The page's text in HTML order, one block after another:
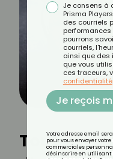
Tout
Je consens à
Prisma
des courriels
pourrons
courriels,
ainsi que des
que vous
ces traceurs,
confidentialité.
Je reçois
Votre adresse email
pour vous envoyer
commerciales
désinscrire en utilisant